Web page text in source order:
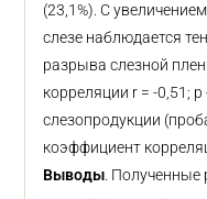
(23,1%). С
слезе наблюдается
разрыва слезной
корреляции r = -0,51;
слезопродукции
коэффициент
Выводы .